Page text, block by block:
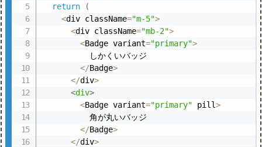
return
(
<div className="m-5">
<div className="mb-2">
<Badge variant="primary">
          しかくいバッジ
</Badge>
</div>
<div>
<Badge variant="primary" pill>
          角が丸いバッジ
</Badge>
</div>